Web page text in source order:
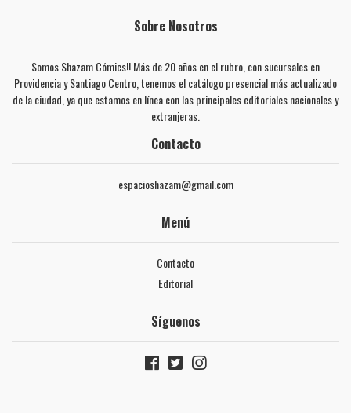
Sobre Nosotros
Somos Shazam Cómics!! Más de 20 años en el rubro, con sucursales en
Providencia y Santiago Centro, tenemos el catálogo presencial más actualizado
de la ciudad, ya que estamos en línea con las principales editoriales nacionales y
extranjeras.
Contacto
espacioshazam@gmail.com
Menú
Contacto
Editorial
Síguenos